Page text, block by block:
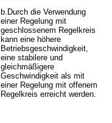
b.Durch die Verwendung
einer Regelung mit
geschlossenem Regelkreis
kann eine höhere
Betriebsgeschwindigkeit,
eine stabilere und
gleichmäßigere
Geschwindigkeit als mit
einer Regelung mit offenem
Regelkreis erreicht werden.